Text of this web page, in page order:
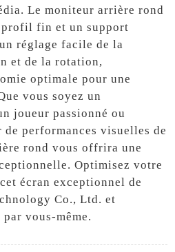
Le moniteur arrière rond
profil fin et un support
réglage facile de la
et de la rotation,
optimale pour une
vous soyez un
joueur passionné ou
de performances visuelles de
rond vous offrira une
Optimisez votre
écran exceptionnel de
Co., Ltd. et
vous-même.